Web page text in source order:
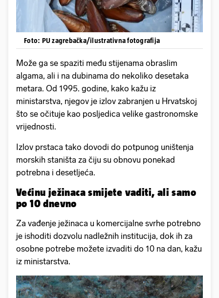
Foto: PU zagrebačka/ilustrativna fotografija
Može ga se spaziti među stijenama obraslim
algama, ali i na dubinama do nekoliko desetaka
metara. Od 1995. godine, kako kažu iz
ministarstva, njegov je izlov zabranjen u Hrvatskoj
što se očituje kao posljedica velike gastronomske
vrijednosti.
Izlov prstaca tako dovodi do potpunog uništenja
morskih staništa za čiju su obnovu ponekad
potrebna i desetljeća.
Većinu ježinaca smijete vaditi, ali samo
po 10 dnevno
Za vađenje ježinaca u komercijalne svrhe potrebno
je ishoditi dozvolu nadležnih institucija, dok ih za
osobne potrebe možete izvaditi do 10 na dan, kažu
iz ministarstva.